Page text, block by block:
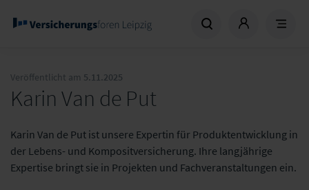
Veröffentlicht am 5.11.2025
Karin Van de Put
Karin Van de Put ist unsere Expertin für Produktentwicklung in
der Lebens- und Kompositversicherung. Ihre langjährige
Expertise bringt sie in Projekten und Fachveranstaltungen ein.